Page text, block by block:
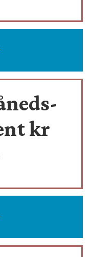
kr